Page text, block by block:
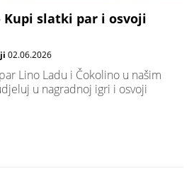
Kupi slatki par i osvoji
02.06.2026
Lino Ladu i Čokolino u našim
u nagradnoj igri i osvoji